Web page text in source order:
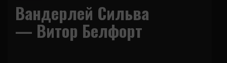
Вандерлей Сильва
— Витор Белфорт